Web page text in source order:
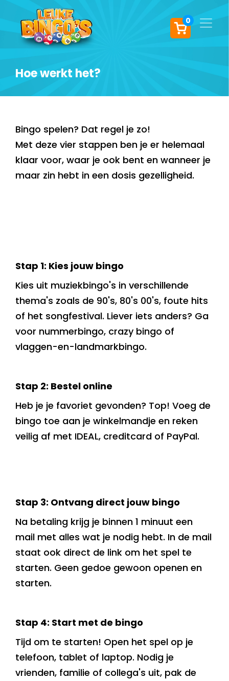
0
Hoe werkt het?
Bingo spelen? Dat regel je zo!
Met deze vier stappen ben je er helemaal
klaar voor, waar je ook bent en wanneer je
maar zin hebt in een dosis gezelligheid.
Stap 1: Kies jouw bingo
Kies uit muziekbingo's in verschillende
thema's zoals de 90's, 80's 00's, foute hits
of het songfestival. Liever iets anders? Ga
voor nummerbingo, crazy bingo of
vlaggen-en-landmarkbingo.
Stap 2: Bestel online
Heb je je favoriet gevonden? Top! Voeg de
bingo toe aan je winkelmandje en reken
veilig af met IDEAL, creditcard of PayPal.
Stap 3: Ontvang direct jouw bingo
Na betaling krijg je binnen 1 minuut een
mail met alles wat je nodig hebt. In de mail
staat ook direct de link om het spel te
starten. Geen gedoe gewoon openen en
starten.
Stap 4: Start met de bingo
Tijd om te starten! Open het spel op je
telefoon, tablet of laptop. Nodig je
vrienden, familie of collega's uit, pak de